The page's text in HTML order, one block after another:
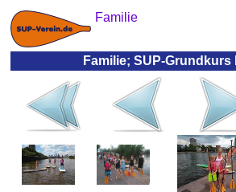
Familie
Familie; SUP-Grundkurs